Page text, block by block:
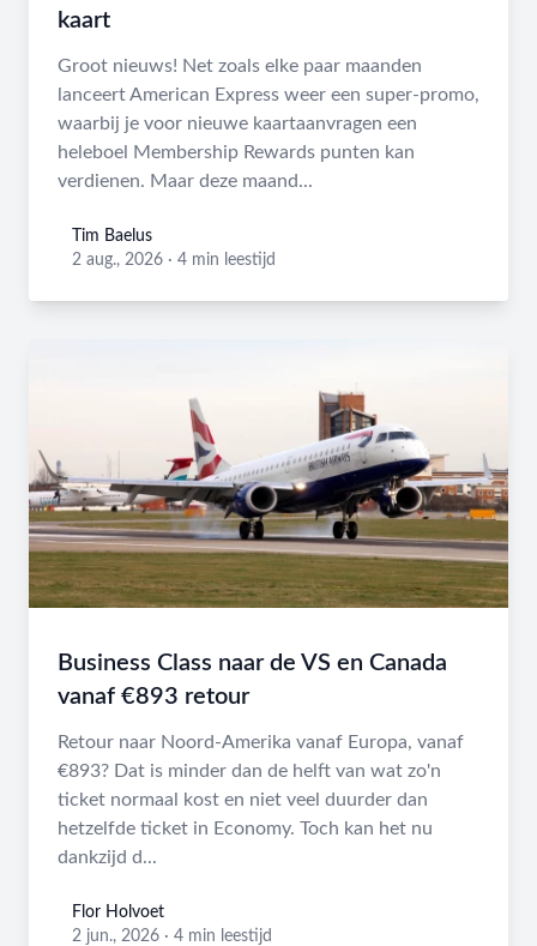
kaart
Groot nieuws! Net zoals elke paar maanden
lanceert American Express weer een super-promo,
waarbij je voor nieuwe kaartaanvragen een
heleboel Membership Rewards punten kan
verdienen. Maar deze maand...
Tim Baelus
Tim Baelus
2 aug., 2026 · 4 min leestijd
Business Class naar de VS en Canada
vanaf €893 retour
Retour naar Noord-Amerika vanaf Europa, vanaf
€893? Dat is minder dan de helft van wat zo'n
ticket normaal kost en niet veel duurder dan
hetzelfde ticket in Economy. Toch kan het nu
dankzijd d...
Flor Holvoet
Flor Holvoet
2 jun., 2026 · 4 min leestijd